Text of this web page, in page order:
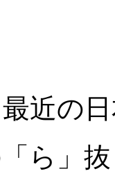
近の
ら」